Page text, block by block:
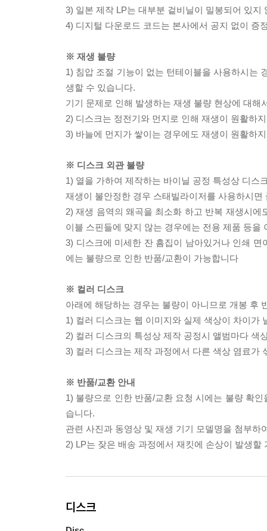
3) 일본 제작 LP는 대부분 겉비닐이 밀봉되어 있지
4) 디지털 다운로드 코드는 본사에서 공지 없이 증
※ 재생 불량
1) 침압 조절 기능이 없는 턴테이블을 사용하시는
생할 수 있습니다.
기기 문제로 인해 발생하는 재생 불량 현상에 대
2) 디스크는 정전기와 먼지로 인해 재생이 원활하
3) 바늘에 먼지가 쌓이는 경우에도 재생이 원활하
※ 디스크 외관 불량
1) 열을 가하여 제작하는 바이닐 공정 특성상 디스
재생이 불안정한 경우 스태빌라이저를 사용하시
2) 재생 음역의 왜곡을 최소화 하고 반복 재생시
이블 스핀들에 맞지 않는 경우에는 전용 제품 등
3) 디스크에 미세한 잔 흠집이 남아있거나 인쇄
에는 불량으로 인한 반품/교환이 가능합니다
※ 컬러 디스크
아래에 해당하는 경우는 불량이 아니므로 개봉 후
1) 컬러 디스크는 웹 이미지와 실제 색상이 차이가
2) 컬러 디스크의 특성상 제작 공정시 앨범마다 색
3) 컬러 디스크는 제작 과정에서 다른 색상 염료가
※ 반품/교환 안내
1) 불량으로 인한 반품/교환 요청 시에는 불량 확
습니다.
관련 사진과 동영상 및 재생 기기 모델명을 첨부하
2) LP는 잦은 배송 과정에서 재킷에 손상이 발생
디스크